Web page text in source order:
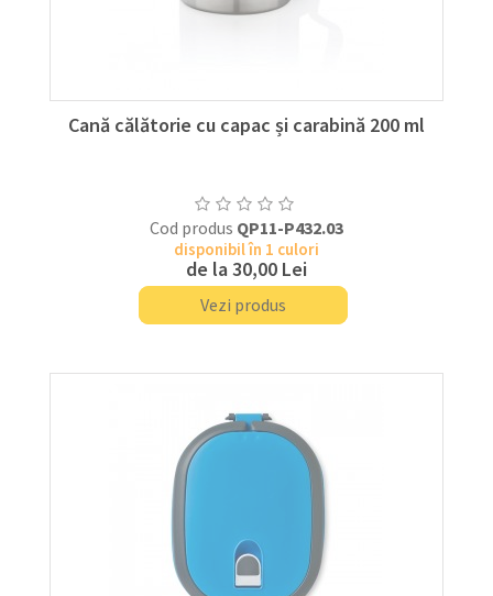
Cană călătorie cu capac și carabină 200 ml
Cod produs QP11-P432.03
disponibil în 1 culori
de la 30,00 Lei
Vezi produs